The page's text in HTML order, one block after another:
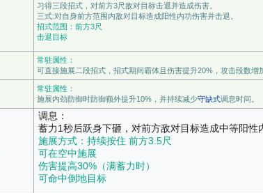
习得三段招式，对前方3尺敌对目标击退并造成伤害。
三式:对自身前方范围内敌对目标造成阳性内功伤害并击退。
招式范围：前方3尺
击退目标
常驻属性：
可直接施展二段招式，招式期间霸体且伤害提升20%，攻击段数增
常驻属性：
施展内劲防御时防御额外提升10%，并持续减少守缺式调息时间。
调息：
蓄力1秒后跃身下砸，对前方敌对目标造成中等阳性
施展方式：持续按住 前方3.5尺
可在空中施展
伤害提高30%（满蓄力时）
可命中倒地目标